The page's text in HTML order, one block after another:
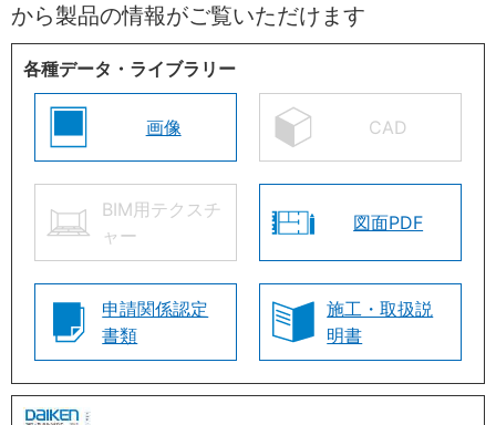
から製品の情報がご覧いただけます
各種データ・ライブラリー
画像 CAD
BIM用テクスチ
ャー
図面PDF
申請関係認定
書類
施工・取扱説
明書